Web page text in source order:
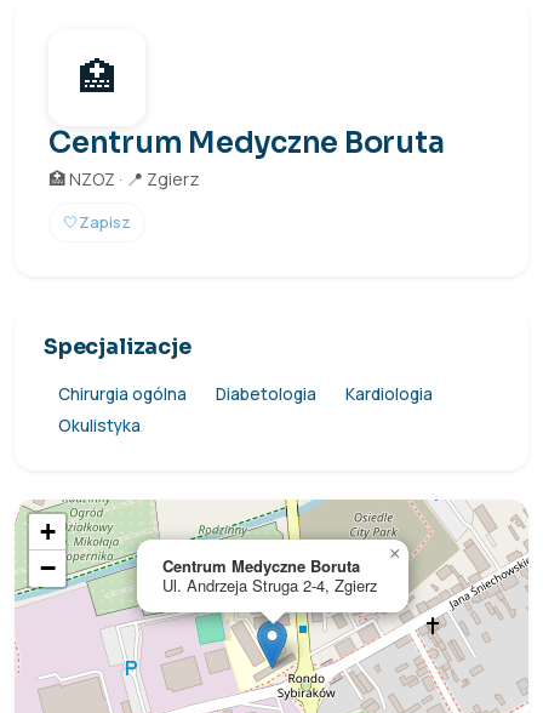
🏥
Centrum Medyczne Boruta
🏥 NZOZ · 📍 Zgierz
🤍Zapisz
Specjalizacje
Chirurgia ogólna Diabetologia
Kardiologia
Okulistyka
Centrum Medyczne Boruta
Ul. Andrzeja Struga 2-4, Zgierz
×
+
−